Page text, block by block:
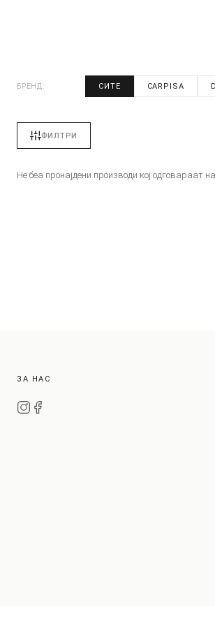
БРЕНД: СИТЕ CARPISA
ФИЛТРИ
Не беа пронајдени производи кој одговараат
ЗА НАС